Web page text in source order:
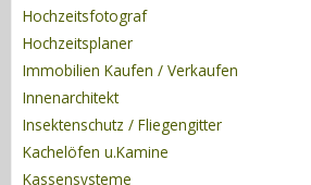
Hochzeitsfotograf
Hochzeitsplaner
Immobilien Kaufen / Verkaufen
Innenarchitekt
Insektenschutz / Fliegengitter
Kachelöfen u.Kamine
Kassensysteme